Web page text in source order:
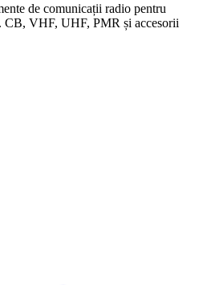
de comunicații radio pentru
CB, VHF, UHF, PMR și accesorii